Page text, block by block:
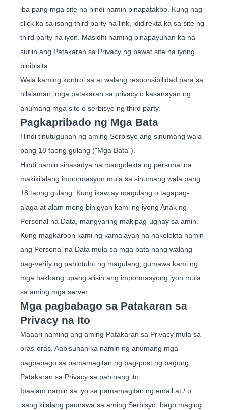
iba pang mga site na hindi namin pinapatakbo. Kung nag-
click ka sa isang third party na link, ididirekta ka sa site ng
third party na iyon. Masidhi naming pinapayuhan ka na
suriin ang Patakaran sa Privacy ng bawat site na iyong
binibisita.
Wala kaming kontrol sa at walang responsibilidad para sa
nilalaman, mga patakaran sa privacy o kasanayan ng
anumang mga site o serbisyo ng third party.
Pagkapribado ng Mga Bata
Hindi tinutugunan ng aming Serbisyo ang sinumang wala
pang 18 taong gulang ("Mga Bata").
Hindi namin sinasadya na mangolekta ng personal na
makikilalang impormasyon mula sa sinumang wala pang
18 taong gulang. Kung ikaw ay magulang o tagapag-
alaga at alam mong binigyan kami ng iyong Anak ng
Personal na Data, mangyaring makipag-ugnay sa amin.
Kung magkaroon kami ng kamalayan na nakolekta namin
ang Personal na Data mula sa mga bata nang walang
pag-verify ng pahintulot ng magulang, gumawa kami ng
mga hakbang upang alisin ang impormasyong iyon mula
sa aming mga server.
Mga pagbabago sa Patakaran sa
Privacy na Ito
Maaari naming ang aming Patakaran sa Privacy mula sa
oras-oras. Aabisuhan ka namin ng anumang mga
pagbabago sa pamamagitan ng pag-post ng bagong
Patakaran sa Privacy sa pahinang ito.
Ipaalam namin sa iyo sa pamamagitan ng email at / o
isang kilalang paunawa sa aming Serbisyo, bago maging